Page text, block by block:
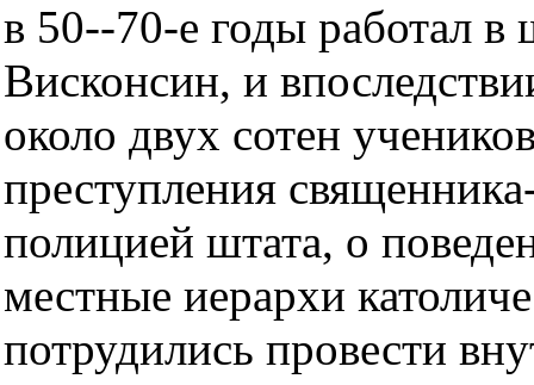
в 50--70-е годы работал в
Висконсин, и
около двух сотен
преступления
полицией штата, о
местные иерархи
потрудились провести